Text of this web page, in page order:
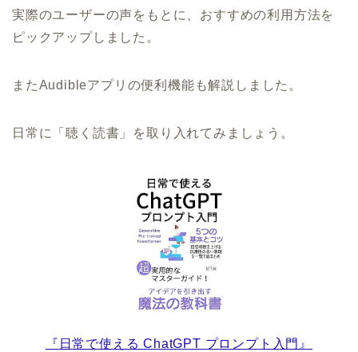
実際のユーザーの声をもとに、おすすめの利用方法を
ピックアップしました。
またAudibleアプリの便利機能も解説しました。
日常に「聴く読書」を取り入れてみましょう。
『日常で使える ChatGPT プロンプト入門』